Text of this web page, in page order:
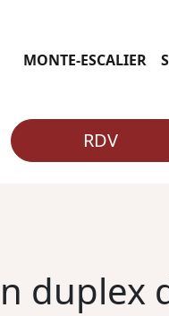
MONTE-ESCALIER
RDV
duplex